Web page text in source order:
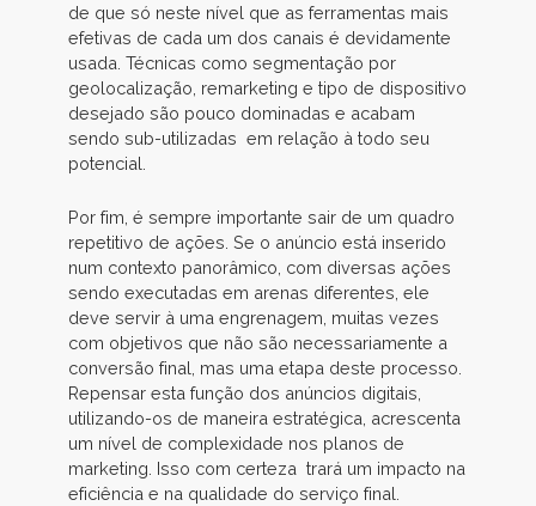
de que só neste nível que as ferramentas mais
efetivas de cada um dos canais é devidamente
usada. Técnicas como segmentação por
geolocalização, remarketing e tipo de dispositivo
desejado são pouco dominadas e acabam
sendo sub-utilizadas em relação à todo seu
potencial.
Por fim, é sempre importante sair de um quadro
repetitivo de ações. Se o anúncio está inserido
num contexto panorâmico, com diversas ações
sendo executadas em arenas diferentes, ele
deve servir à uma engrenagem, muitas vezes
com objetivos que não são necessariamente a
conversão final, mas uma etapa deste processo.
Repensar esta função dos anúncios digitais,
utilizando-os de maneira estratégica, acrescenta
um nível de complexidade nos planos de
marketing. Isso com certeza trará um impacto na
eficiência e na qualidade do serviço final.